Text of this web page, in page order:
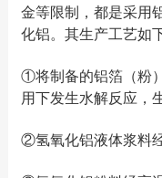
金等限制，都是采用
化铝。其生产工艺如
①将制备的铝箔（粉
用下发生水解反应，
②氢氧化铝液体浆料